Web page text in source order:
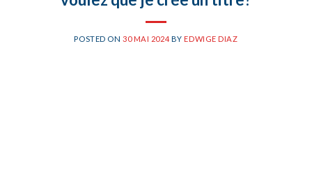
POSTED ON 30 MAI 2024 BYEDWIGE DIAZ